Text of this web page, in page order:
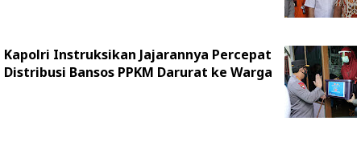
Kapolri Instruksikan Jajarannya Percepat
Distribusi Bansos PPKM Darurat ke Warga